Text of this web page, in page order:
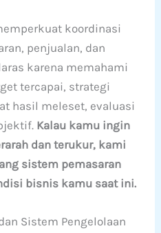
koordinasi
penjualan, dan
karena memahami
tercapai, strategi
hasil meleset, evaluasi
Kalau kamu ingin
dan terukur, kami
sistem pemasaran
bisnis kamu saat ini.
Sistem Pengelolaan